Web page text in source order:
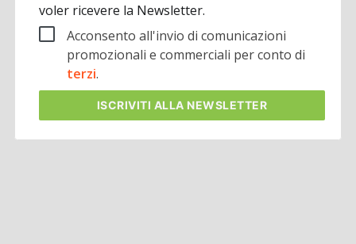
voler ricevere la Newsletter.
Acconsento all'invio di comunicazioni
promozionali e commerciali per conto di
terzi.
ISCRIVITI ALLA NEWSLETTER